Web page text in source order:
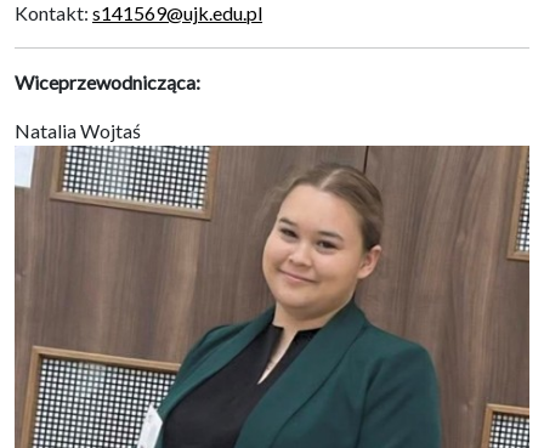
Kontakt: s141569@ujk.edu.pl
Wiceprzewodnicząca:
Natalia Wojtaś